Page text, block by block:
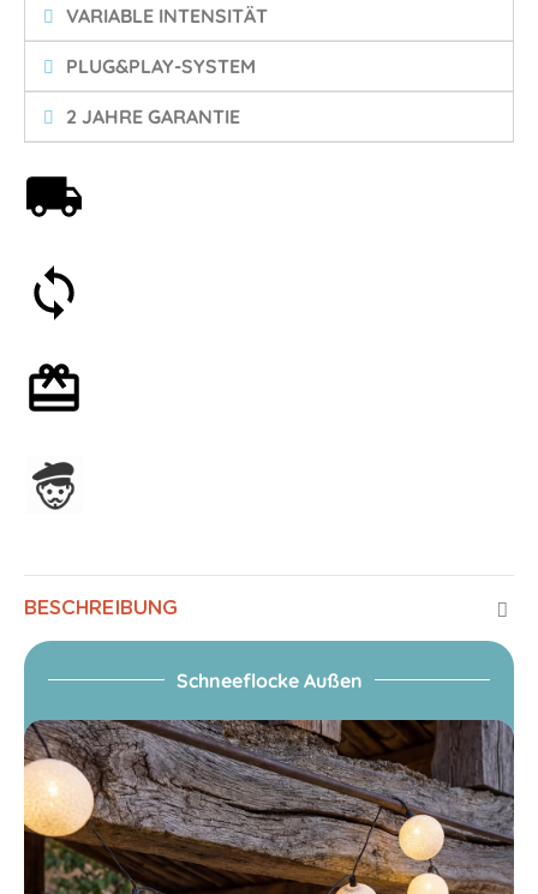
VARIABLE INTENSITÄT
PLUG&PLAY-SYSTEM
2 JAHRE GARANTIE
BESCHREIBUNG
Schneeflocke Außen